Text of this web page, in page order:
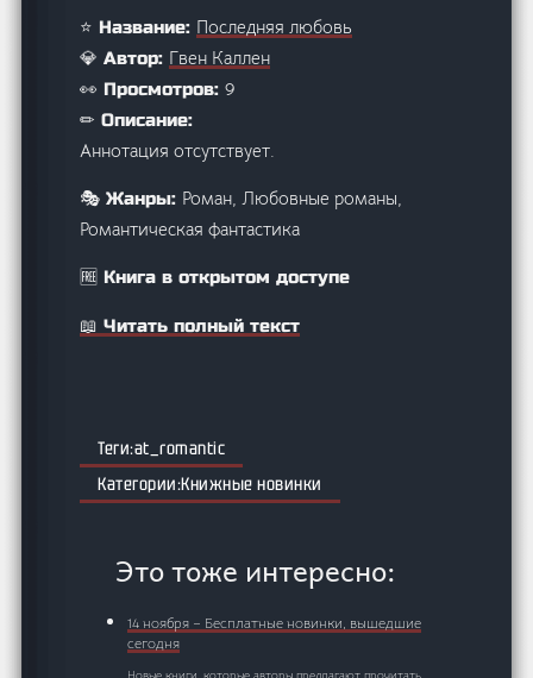
⭐ Название: Последняя любовь
💎 Автор: Гвен Каллен
👀 Просмотров:9
✏ Описание:
Аннотация отсутствует.
🎭 Жанры: Роман, Любовные романы,
Романтическая фантастика
🆓 Книга в открытом доступе
📖 Читать полный текст
at_romantic
Книжные новинки
Это тоже интересно:
14 ноября – Бесплатные новинки, вышедшие
сегодня